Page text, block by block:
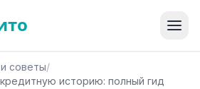
советы/
историю: полный гид